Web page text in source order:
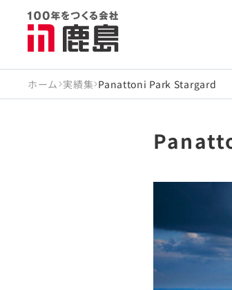
ホーム 実績集 Panattoni Park Stargard